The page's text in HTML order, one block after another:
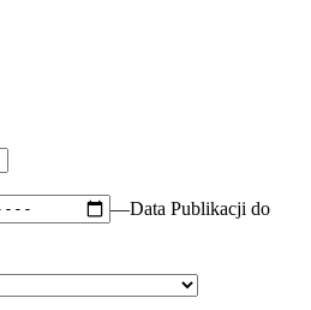
—Data Publikacji do